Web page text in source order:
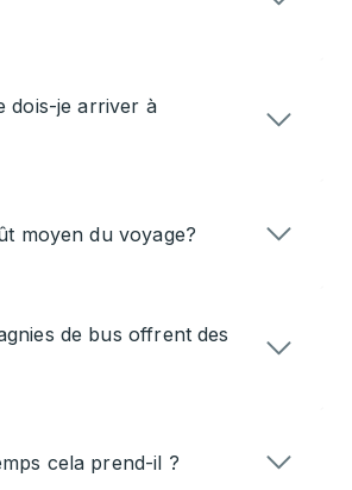
dois-je arriver à
moyen du voyage?
de bus offrent des
cela prend-il ?